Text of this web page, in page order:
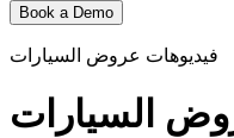
Book a Demo
فيديوهات عروض السيارات
السيارات